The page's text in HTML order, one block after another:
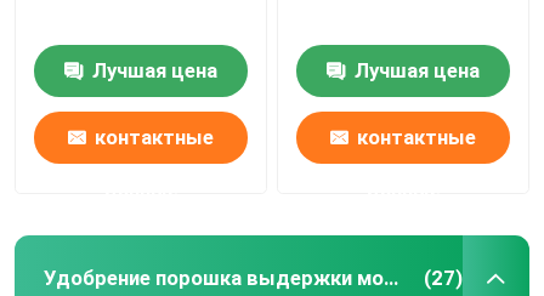
Лучшая цена
контактные
Лучшая цена
контактные
Удобрение порошка выдержки морской водоросли (27)